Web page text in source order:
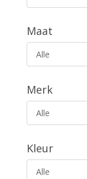
Maat
Alle
Merk
Alle
Kleur
Alle